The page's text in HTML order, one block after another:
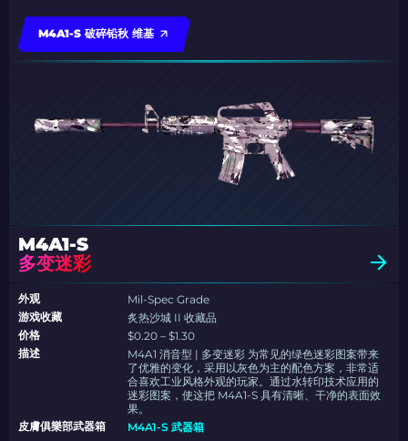
M4A1-S 破碎铅秋 维基
M4A1-S
多变迷彩
外观
Mil-Spec Grade
游戏收藏
炙热沙城 II 收藏品
价格
$0.20 – $1.30
描述
M4A1 消音型 | 多变迷彩 为常见的绿色迷彩图案带来
了优雅的变化，采用以灰色为主的配色方案，非常适
合喜欢工业风格外观的玩家。通过水转印技术应用的
迷彩图案，使这把 M4A1-S 具有清晰、干净的表面效
果。
皮膚俱樂部武器箱
M4A1-S 武器箱